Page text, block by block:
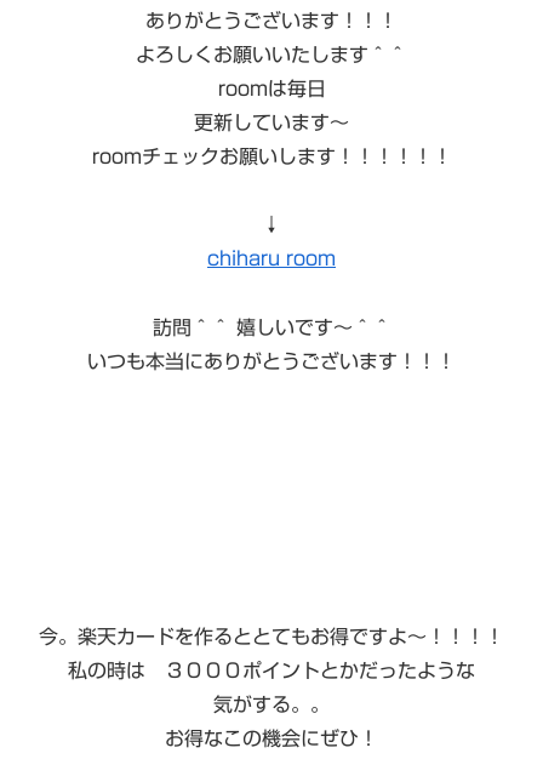
ありがとうございます！！！
よろしくお願いいたします＾＾
roomは毎日
更新しています〜
roomチェックお願いします！！！！！！
↓
chiharu room
訪問＾＾ 嬉しいです〜＾＾
いつも本当にありがとうございます！！！
今。楽天カードを作るととてもお得ですよ〜！！！！
私の時は ３０００ポイントとかだったような
気がする。。
お得なこの機会にぜひ！